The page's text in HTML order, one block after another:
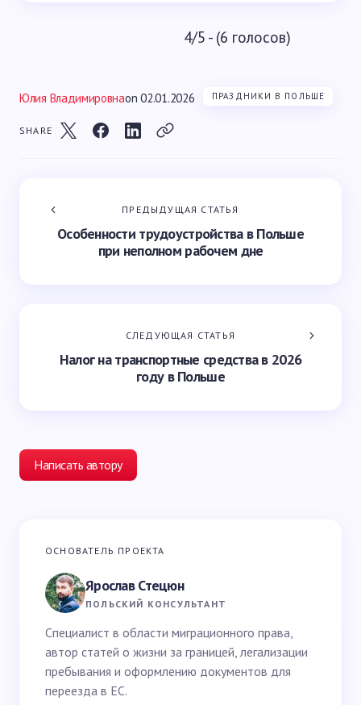
4/5 - (6 голосов)
Юлия Владимировнаon 02.01.2026 ПРАЗДНИКИ В ПОЛЬШЕ
SHARE
ПРЕДЫДУЩАЯ СТАТЬЯ
Особенности трудоустройства в Польше
при неполном рабочем дне
СЛЕДУЮЩАЯ СТАТЬЯ
Налог на транспортные средства в 2026
году в Польше
Написать автору
Ваш адрес email не будет опубликован.
Ваше имя *
Email *
ОСНОВАТЕЛЬ ПРОЕКТА
Ярослав Стецюн
ПОЛЬСКИЙ КОНСУЛЬТАНТ
Специалист в области миграционного права,
автор статей о жизни за границей, легализации
пребывания и оформлению документов для
переезда в ЕС.